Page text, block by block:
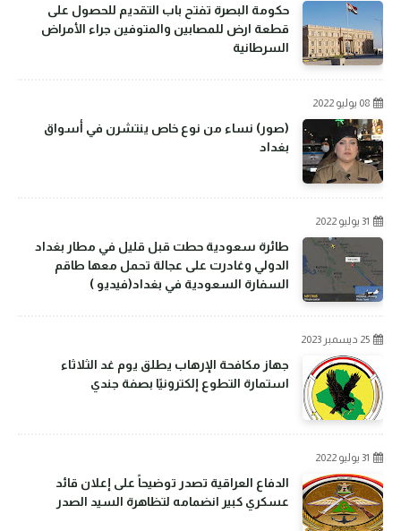
حكومة البصرة تفتح باب التقديم للحصول على
قطعة ارض للمصابين والمتوفين جراء الأمراض
السرطانية
08 يوليو 2022
(صور) نساء من نوع خاص ينتشرن في أسواق
بغداد
31 يوليو 2022
طائرة سعودية حطت قبل قليل في مطار بغداد
الدولي وغادرت على عجالة تحمل معها طاقم
السفارة السعودية في بغداد(فيديو )
25 ديسمبر 2023
جهاز مكافحة الإرهاب يطلق يوم غد الثلاثاء
استمارة التطوع إلكترونيًا بصفة جندي
31 يوليو 2022
الدفاع العراقية تصدر توضيحاً على إعلان قائد
عسكري كبير انضمامه لتظاهرة السيد الصدر